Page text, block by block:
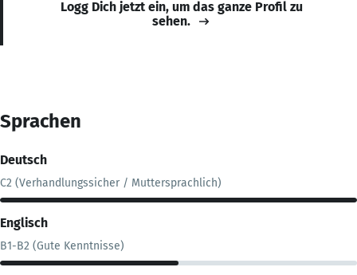
Logg Dich jetzt ein, um das ganze Profil zu
sehen.
Sprachen
Deutsch
C2 (Verhandlungssicher / Muttersprachlich)
Englisch
B1-B2 (Gute Kenntnisse)